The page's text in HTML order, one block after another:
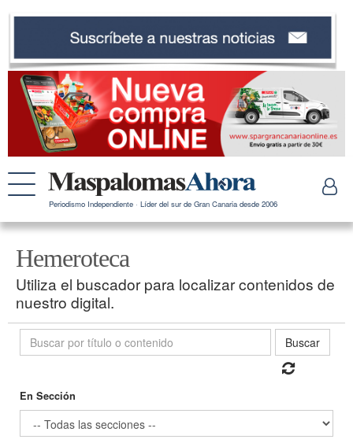
Periodismo Independiente · Líder del sur de Gran Canaria desde 2006
Hemeroteca
Utiliza el buscador para localizar contenidos de
nuestro digital.
Buscar
En Sección